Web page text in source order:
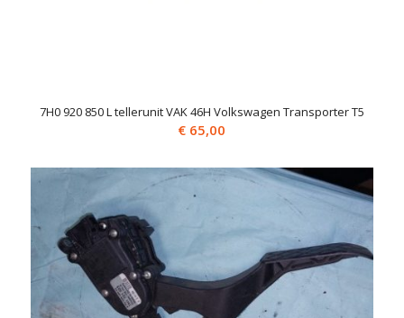
7H0 920 850 L tellerunit VAK 46H Volkswagen Transporter T5
€ 65,00